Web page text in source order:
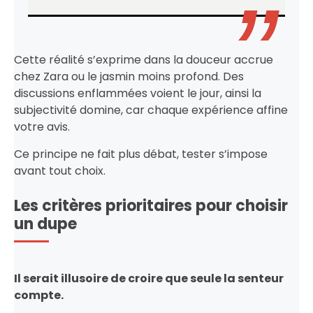
Cette réalité s’exprime dans la douceur accrue
chez Zara ou le jasmin moins profond. Des
discussions enflammées voient le jour, ainsi la
subjectivité domine, car chaque expérience affine
votre avis.
Ce principe ne fait plus débat, tester s’impose
avant tout choix.
Les critères prioritaires pour choisir
un dupe
Il serait illusoire de croire que seule la senteur
compte.